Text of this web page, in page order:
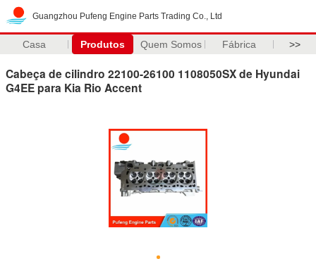
Guangzhou Pufeng Engine Parts Trading Co., Ltd
Casa Produtos Quem Somos Fábrica >>
Cabeça de cilindro 22100-26100 1108050SX de Hyundai
G4EE para Kia Rio Accent